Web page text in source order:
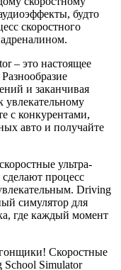
будто
скоростного
– это настоящее
и заканчивая
увлекательному
с конкурентами,
авто и получайте
ультра-
процесс
Driving
симулятор для
где каждый момент
гонщики! Скоростные
Simulator